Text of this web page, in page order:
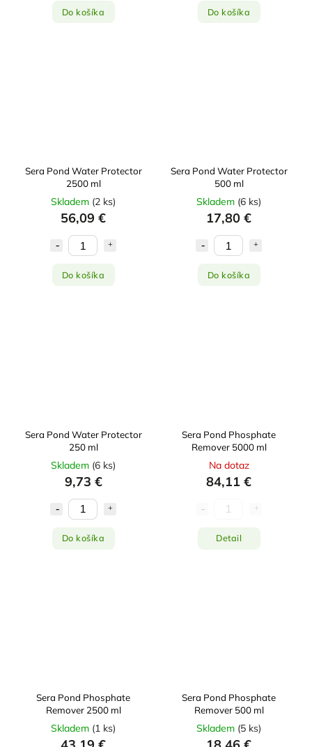
Do košíka Do košíka
Sera Pond Water Protector
2500 ml
Skladem (2 ks)
56,09 €
Do košíka
Sera Pond Water Protector
500 ml
Skladem (6 ks)
17,80 €
Do košíka
Sera Pond Water Protector
250 ml
Skladem (6 ks)
9,73 €
Do košíka
Sera Pond Phosphate
Remover 5000 ml
Na dotaz
84,11 €
Detail
Sera Pond Phosphate
Remover 2500 ml
Skladem (1 ks)
Sera Pond Phosphate
Remover 500 ml
Skladem (5 ks)